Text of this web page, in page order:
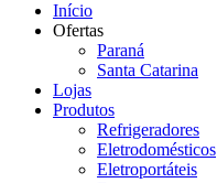
Início
Ofertas
Paraná
Santa Catarina
Lojas
Produtos
Refrigeradores
Eletrodomésticos
Eletroportáteis